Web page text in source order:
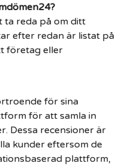
ta reda på om ditt
efter redan är listat på
företag eller
för sina
för att samla in
Dessa recensioner är
kunder eftersom de
plattform,